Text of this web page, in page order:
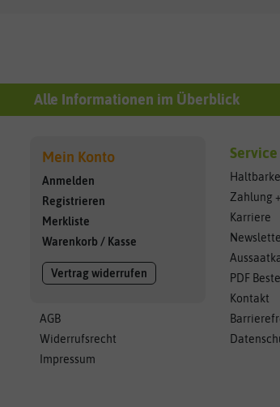
Alle Informationen im Überblick
Mein Konto
Anmelden
Registrieren
Merkliste
Warenkorb / Kasse
Vertrag widerrufen
AGB
Widerrufsrecht
Impressum
Service
Zahlung
Karriere
PDF
Kontakt